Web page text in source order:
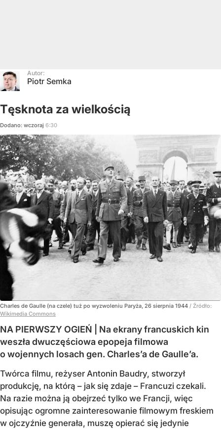
Autor:
Piotr Semka
Tęsknota za wielkością
Dodano: wczoraj 6:30
Charles de Gaulle (na czele) tuż po wyzwoleniu Paryża, 26 sierpnia 1944 / Źródło:
Wikimedia Commons
NA PIERWSZY OGIEŃ | Na ekrany francuskich kin
weszła dwuczęściowa epopeja filmowa
o wojennych losach gen. Charles’a de Gaulle’a.
Twórca filmu, reżyser Antonin Baudry, stworzył
produkcję, na którą – jak się zdaje – Francuzi czekali.
Na razie można ją obejrzeć tylko we Francji, więc
opisując ogromne zainteresowanie filmowym freskiem
w ojczyźnie generała, muszę opierać się jedynie